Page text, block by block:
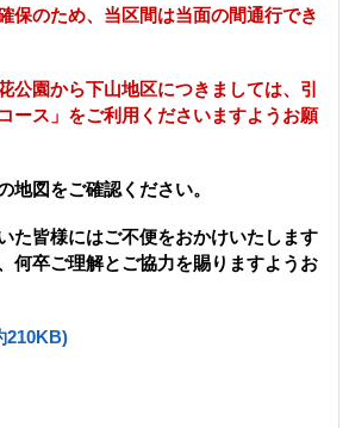
保のため、当区間は当面の間通行でき
公園から下山地区につきましては、引
ース」をご利用くださいますようお願
地図をご確認ください。
た皆様にはご不便をおかけいたします
何卒ご理解とご協力を賜りますようお
210KB)